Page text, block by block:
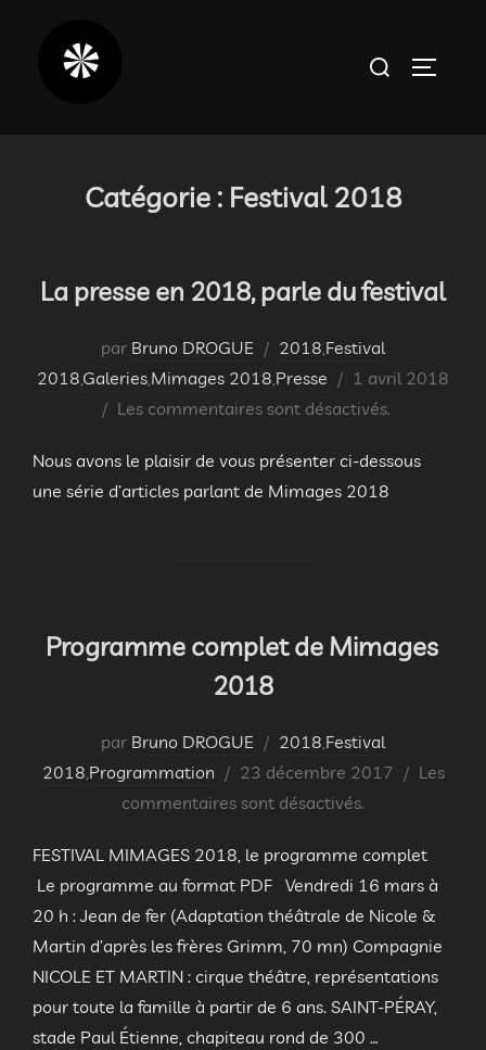
Rechercher :
Catégorie : Festival 2018
La presse en 2018, parle du festival
par Bruno DROGUE 2018,Festival
2018,Galeries,Mimages 2018,Presse
Publié
le
1 avril 2018
Les commentaires sont désactivés.
Nous avons le plaisir de vous présenter ci-dessous
une série d’articles parlant de Mimages 2018
Programme complet de Mimages
2018
par Bruno DROGUE 2018,Festival
2018,Programmation
Publié
le
23 décembre 2017
Les
commentaires sont désactivés.
FESTIVAL MIMAGES 2018, le programme complet
Le programme au format PDF Vendredi 16 mars à
20 h : Jean de fer (Adaptation théâtrale de Nicole &
Martin d’après les frères Grimm, 70 mn) Compagnie
NICOLE ET MARTIN : cirque théâtre, représentations
pour toute la famille à partir de 6 ans. SAINT-PÉRAY,
stade Paul Étienne, chapiteau rond de 300 …